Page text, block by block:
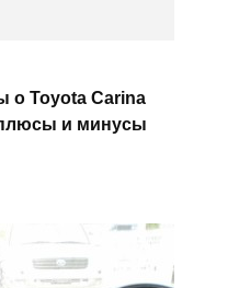
о Toyota Carina
и минусы